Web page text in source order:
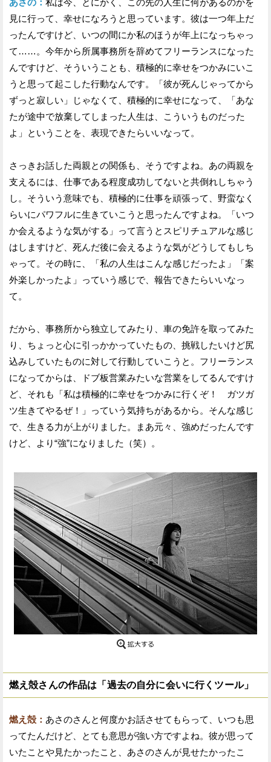
見に行って、幸せになろうと思っています。彼は一つ年上だ
ったんですけど、いつの間にか私のほうが年上になっちゃっ
て……。今年から所属事務所を辞めてフリーランスになった
んですけど、そういうことも、積極的に幸せをつかみにいこ
うと思って起こした行動なんです。「彼が死んじゃってから
ずっと寂しい」じゃなくて、積極的に幸せになって、「あな
たが途中で放棄してしまった人生は、こういうものだった
よ」ということを、表現できたらいいなって。
さっきお話した両親との関係も、そうですよね。あの両親を
支えるには、仕事である程度成功してないと共倒れしちゃう
し。そういう意味でも、積極的に仕事を頑張って、野蛮なく
らいにパワフルに生きていこうと思ったんですよね。「いつ
か会えるような気がする」って言うとスピリチュアルな感じ
はしますけど、死んだ後に会えるような気がどうしてもしち
ゃって。その時に、「私の人生はこんな感じだったよ」「案
外楽しかったよ」っていう感じで、報告できたらいいなっ
て。
だから、事務所から独立してみたり、車の免許を取ってみた
り、ちょっと心に引っかかっていたもの、挑戦したいけど尻
込みしていたものに対して行動していこうと。フリーランス
になってからは、ドブ板営業みたいな営業をしてるんですけ
ど、それも「私は積極的に幸せをつかみに行くぞ！ ガツガ
ツ生きてやるぜ！」っていう気持ちがあるから。そんな感じ
で、生きる力が上がりました。まあ元々、強めだったんです
けど、より“強”になりました（笑）。
燃え殻さんの作品は「過去の自分に会いに行くツール」
燃え殻： あさのさんと何度かお話させてもらって、いつも思
ってたんだけど、とても意思が強い方ですよね。彼が思って
いたことや見たかったこと、あさのさんが見せたかったこ